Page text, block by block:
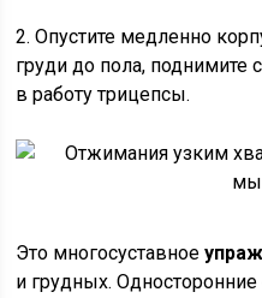
2. Опустите медленно
груди до пола, поднимите
в работу трицепсы.
Это многосуставное
и грудных.